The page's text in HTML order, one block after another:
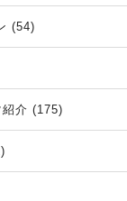
(54)
紹介 (175)